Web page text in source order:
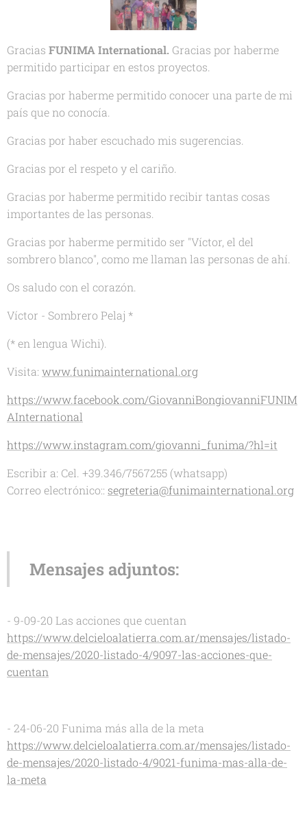
Gracias FUNIMA International. Gracias por haberme
permitido participar en estos proyectos.
Gracias por haberme permitido conocer una parte de mi
país que no conocía.
Gracias por haber escuchado mis sugerencias.
Gracias por el respeto y el cariño.
Gracias por haberme permitido recibir tantas cosas
importantes de las personas.
Gracias por haberme permitido ser "Víctor, el del
sombrero blanco", como me llaman las personas de ahí.
Os saludo con el corazón.
Víctor - Sombrero Pelaj *
(* en lengua Wichi).
Visita: www.funimainternational.org
https://www.facebook.com/GiovanniBongiovanniFUNIM
AInternational
https://www.instagram.com/giovanni_funima/?hl=it
Escribir a: Cel. +39.346/7567255 (whatsapp)
Correo electrónico:: segreteria@funimainternational.org
Mensajes adjuntos:
- 9-09-20 Las acciones que cuentan
https://www.delcieloalatierra.com.ar/mensajes/listado-
de-mensajes/2020-listado-4/9097-las-acciones-que-
cuentan
- 24-06-20 Funima más alla de la meta
https://www.delcieloalatierra.com.ar/mensajes/listado-
de-mensajes/2020-listado-4/9021-funima-mas-alla-de-
la-meta